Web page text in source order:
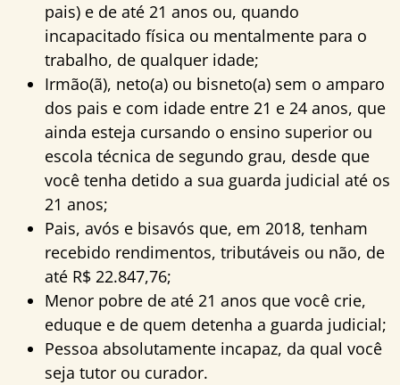
pais) e de até 21 anos ou, quando
incapacitado física ou mentalmente para o
trabalho, de qualquer idade;
Irmão(ã), neto(a) ou bisneto(a) sem o amparo
dos pais e com idade entre 21 e 24 anos, que
ainda esteja cursando o ensino superior ou
escola técnica de segundo grau, desde que
você tenha detido a sua guarda judicial até os
21 anos;
Pais, avós e bisavós que, em 2018, tenham
recebido rendimentos, tributáveis ou não, de
até R$ 22.847,76;
Menor pobre de até 21 anos que você crie,
eduque e de quem detenha a guarda judicial;
Pessoa absolutamente incapaz, da qual você
seja tutor ou curador.